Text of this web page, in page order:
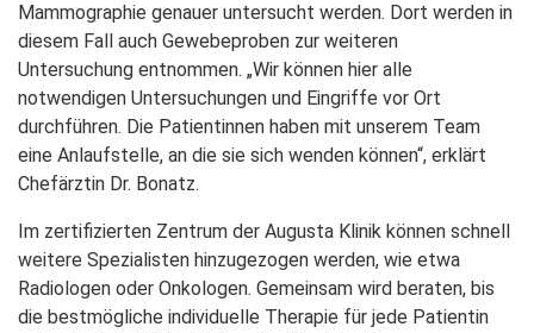
Mammographie genauer untersucht werden. Dort werden in
diesem Fall auch Gewebeproben zur weiteren
Untersuchung entnommen. „Wir können hier alle
notwendigen Untersuchungen und Eingriffe vor Ort
durchführen. Die Patientinnen haben mit unserem Team
eine Anlaufstelle, an die sie sich wenden können“, erklärt
Chefärztin Dr. Bonatz.
Im zertifizierten Zentrum der Augusta Klinik können schnell
weitere Spezialisten hinzugezogen werden, wie etwa
Radiologen oder Onkologen. Gemeinsam wird beraten, bis
die bestmögliche individuelle Therapie für jede Patientin